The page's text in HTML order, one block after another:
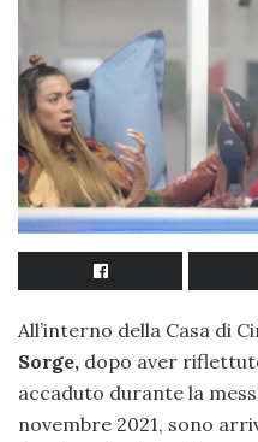
All’interno della Casa di
Sorge, dopo aver
accaduto durante la
novembre 2021, sono